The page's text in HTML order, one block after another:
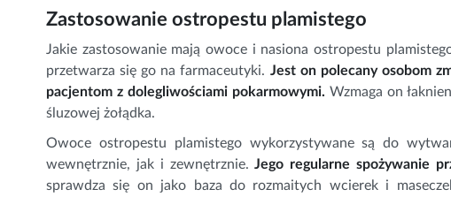
Zastosowanie ostropestu plamistego
Jakie zastosowanie mają owoce i nasiona ostropestu
przetwarza się go na farmaceutyki. Jest on polecany osobom
pacjentom z dolegliwościami pokarmowymi. Wzmaga on
śluzowej żołądka.
Owoce ostropestu plamistego wykorzystywane są do
wewnętrznie, jak i zewnętrznie.Jego regularne spożywanie
sprawdza się on jako baza do rozmaitych wcierek i